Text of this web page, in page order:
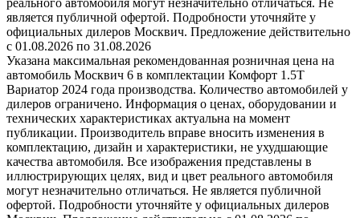
реального автомобиля могут незначительно отличаться. Не
является публичной офертой. Подробности уточняйте у
официальных дилеров Москвич. Предложение действительно
с 01.08.2026 по 31.08.2026
Указана максимальная рекомендованная розничная цена на
автомобиль Москвич 6 в комплектации Комфорт 1.5T
Вариатор 2024 года производства. Количество автомобилей у
дилеров ограничено. Информация о ценах, оборудовании и
технических характеристиках актуальна на момент
публикации. Производитель вправе вносить изменения в
комплектацию, дизайн и характеристики, не ухудшающие
качества автомобиля. Все изображения представлены в
иллюстрирующих целях, вид и цвет реального автомобиля
могут незначительно отличаться. Не является публичной
офертой. Подробности уточняйте у официальных дилеров